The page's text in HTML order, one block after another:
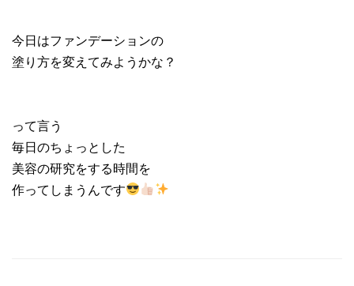
今日はファンデーションの
塗り方を変えてみようかな？
って言う
毎日のちょっとした
美容の研究をする時間を
作ってしまうんです